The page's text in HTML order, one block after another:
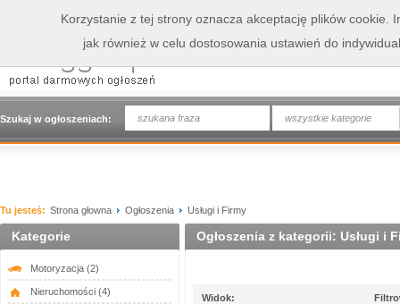
Szukaj w ogłoszeniach: wszystkie kategorie
Tu jesteś: Strona głowna Ogłoszenia Usługi i Firmy
Kategorie
Motoryzacja (2)
Nieruchomości (4)
Ogłoszenia z kategorii: Usługi i
Widok:
Korzystanie z tej strony oznacza akceptację plików cookie.
jak również w celu dostosowania ustawień do